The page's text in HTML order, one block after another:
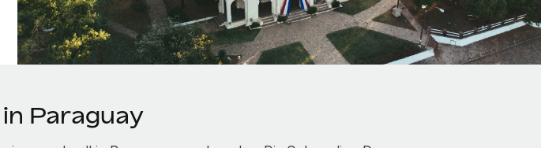
Paraguay